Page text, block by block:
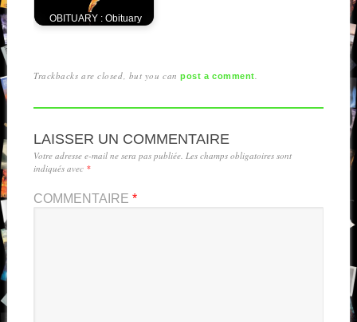
OBITUARY : Obituary
Trackbacks are closed, but you canpost a comment.
LAISSER UN COMMENTAIRE
Votre adresse e-mail ne sera pas publiée. Les champs obligatoires sont
indiqués avec *
COMMENTAIRE *